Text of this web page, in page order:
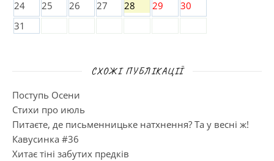
24
25 26 27 28 29
30
31
СХОЖІ ПУБЛІКАЦІЇ
Поступь Осени
Стихи про июль
Питаєте, де письменницьке натхнення? Та у весні ж!
Кавусинка #36
Хитає тіні забутих предків